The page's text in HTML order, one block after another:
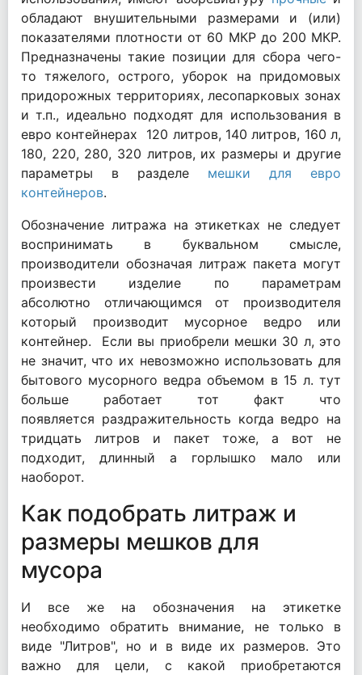
обладают внушительными размерами и (или)
показателями плотности от 60 МКР до 200 МКР.
Предназначены такие позиции для сбора чего-
то тяжелого, острого, уборок на придомовых
придорожных территориях, лесопарковых зонах
и т.п., идеально подходят для использования в
евро контейнерах 120 литров, 140 литров, 160 л,
180, 220, 280, 320 литров, их размеры и другие
параметры в разделе мешки для евро
контейнеров.
Обозначение литража на этикетках не следует
воспринимать в буквальном смысле,
производители обозначая литраж пакета могут
произвести изделие по параметрам
абсолютно отличающимся от производителя
который производит мусорное ведро или
контейнер. Если вы приобрели мешки 30 л, это
не значит, что их невозможно использовать для
бытового мусорного ведра объемом в 15 л. тут
больше работает тот факт что
появляется раздражительность когда ведро на
тридцать литров и пакет тоже, а вот не
подходит, длинный а горлышко мало или
наоборот.
Как подобрать литраж и
размеры мешков для
мусора
И все же на обозначения на этикетке
необходимо обратить внимание, не только в
виде "Литров", но и в виде их размеров. Это
важно для цели, с какой приобретаются